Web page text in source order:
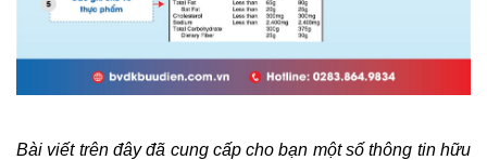
Bài viết trên đây đã cung cấp cho bạn một số thông tin hữu